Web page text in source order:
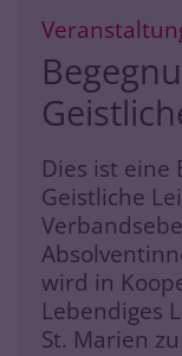
Dies ist eine
Geistliche
wird in
Lebendiges
St. Marien